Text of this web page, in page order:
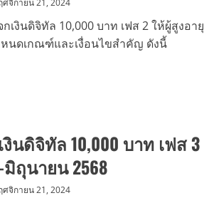
ศจิกายน 21, 2024
เงินดิจิทัล 10,000 บาท เฟส 2 ให้ผู้สูงอายุ
นดเกณฑ์และเงื่อนไขสำคัญ ดังนี้
นดิจิทัล 10,000 บาท เฟส 3
ถุนายน 2568
ศจิกายน 21, 2024